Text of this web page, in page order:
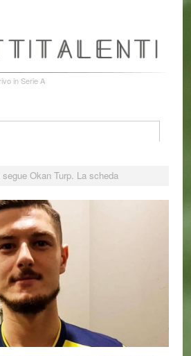
in Serie A
segue Okan Turp. La scheda